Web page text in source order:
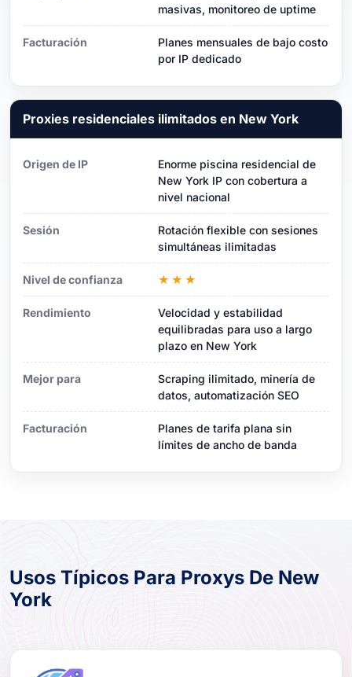
masivas, monitoreo de uptime
Facturación
Planes mensuales de bajo costo
por IP dedicado
Proxies residenciales ilimitados en New York
Origen de IP
Enorme piscina residencial de
New York IP con cobertura a
nivel nacional
Sesión
Rotación flexible con sesiones
simultáneas ilimitadas
Nivel de confianza ★★★
Rendimiento
Velocidad y estabilidad
equilibradas para uso a largo
plazo en New York
Mejor para
Scraping ilimitado, minería de
datos, automatización SEO
Facturación
Planes de tarifa plana sin
límites de ancho de banda
Usos Típicos Para Proxys De New
York